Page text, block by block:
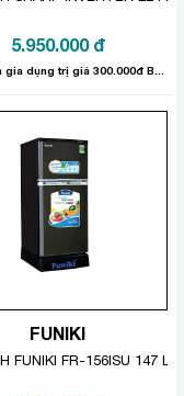
thổi hơi lạnh lan
tủ.
độ ẩm
kết hợp lưới mắt
được ngưng tụ
tối ưu hoá mức
quả lâu hơn.
5.950.000 đ
FUNIKI
FUNIKI FR-156ISU 147 LÍT